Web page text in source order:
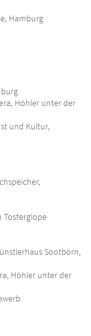
Hamburg
Höhler unter der
und Kultur,
Tosterglope
Sootbörn,
Höhler unter der